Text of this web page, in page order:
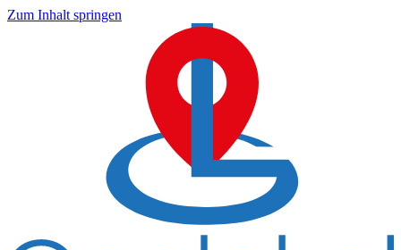
Zum Inhalt springen